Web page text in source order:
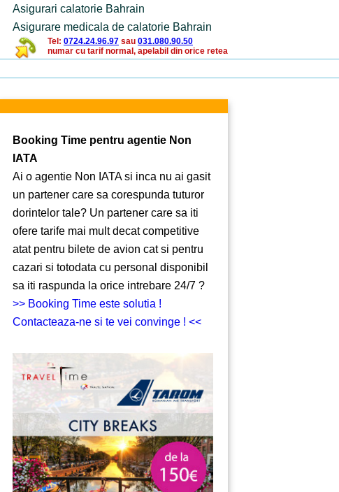
Asigurari calatorie Bahrain
Asigurare medicala de calatorie Bahrain
Tel: 0724.24.96.97 sau 031.080.90.50
numar cu tarif normal, apelabil din orice retea
Booking Time pentru agentie Non
IATA
Ai o agentie Non IATA si inca nu ai gasit
un partener care sa corespunda tuturor
dorintelor tale? Un partener care sa iti
ofere tarife mai mult decat competitive
atat pentru bilete de avion cat si pentru
cazari si totodata cu personal disponibil
sa iti raspunda la orice intrebare 24/7 ?
>> Booking Time este solutia !
Contacteaza-ne si te vei convinge ! <<